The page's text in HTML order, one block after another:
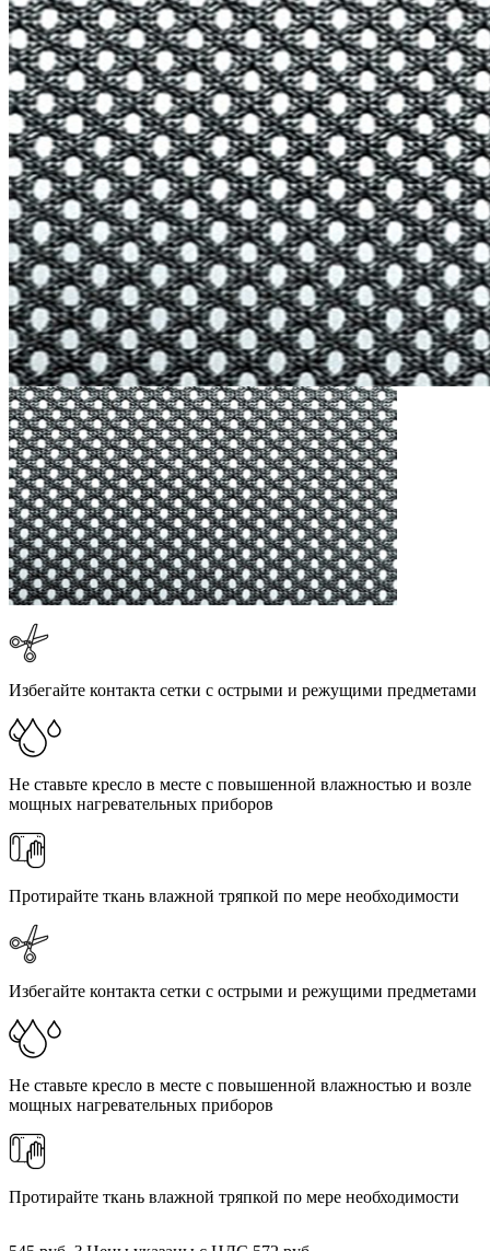
Избегайте контакта сетки с острыми и режущими предметами
Не ставьте кресло в месте с повышенной влажностью и возле
мощных нагревательных приборов
Протирайте ткань влажной тряпкой по мере необходимости
Избегайте контакта сетки с острыми и режущими предметами
Не ставьте кресло в месте с повышенной влажностью и возле
мощных нагревательных приборов
Протирайте ткань влажной тряпкой по мере необходимости